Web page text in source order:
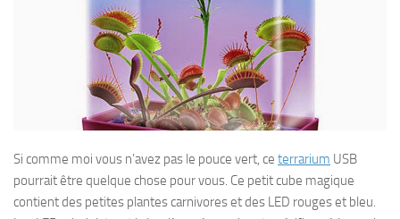
Si comme moi vous n’avez pas le pouce vert, ce terrarium USB
pourrait être quelque chose pour vous. Ce petit cube magique
contient des petites plantes carnivores et des LED rouges et bleu.